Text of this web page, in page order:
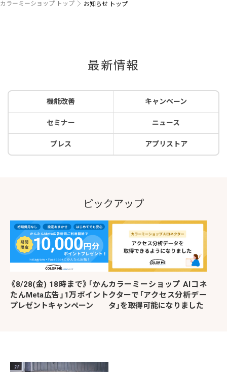
カラーミーショップ トップ お知らせ トップ
最新情報
機能改善 キャンペーン
セミナー ニュース
プレス アプリストア
ピックアップ
《8/28(金) 18時まで》「かん
たんMeta広告」1万ポイント
プレゼントキャンペーン
カラーミーショップ AIコネ
クターで「アクセス分析デー
タ」を取得可能になりました